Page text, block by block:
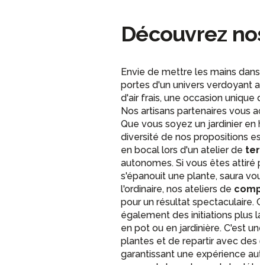
Découvrez
Envie de mettre les mains
portes d'un univers verdoyant
d'air frais, une occasion
Nos artisans partenaires vous
Que vous soyez un jardinier
diversité de nos propositions
en bocal lors d'un atelier de
autonomes. Si vous êtes attiré
s'épanouit une plante, saura
l'ordinaire, nos ateliers de
pour un résultat spectaculaire.
également des initiations plus
en pot ou en jardinière. C'est
plantes et de repartir avec des
garantissant une expérience